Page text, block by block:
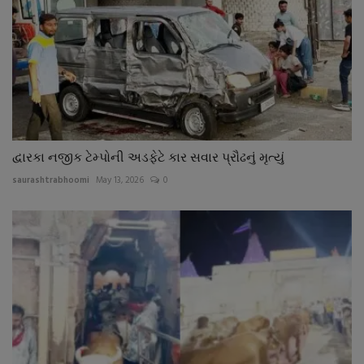
દ્વારકા નજીક ટેમ્પોની અડફેટે કાર સવાર પ્રૌઢનું મૃત્યું
saurashtrabhoomi May 13, 2026 0